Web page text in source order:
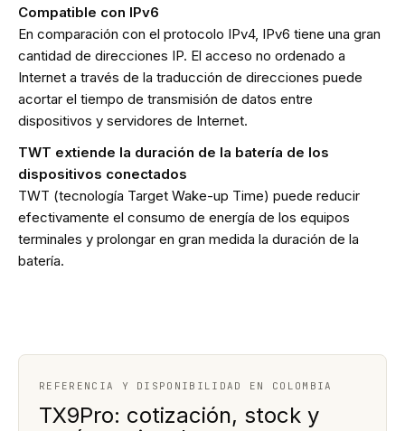
Compatible con IPv6
En comparación con el protocolo IPv4, IPv6 tiene una gran
cantidad de direcciones IP. El acceso no ordenado a
Internet a través de la traducción de direcciones puede
acortar el tiempo de transmisión de datos entre
dispositivos y servidores de Internet.
TWT extiende la duración de la batería de los
dispositivos conectados
TWT (tecnología Target Wake-up Time) puede reducir
efectivamente el consumo de energía de los equipos
terminales y prolongar en gran medida la duración de la
batería.
REFERENCIA Y DISPONIBILIDAD EN COLOMBIA
TX9Pro: cotización, stock y